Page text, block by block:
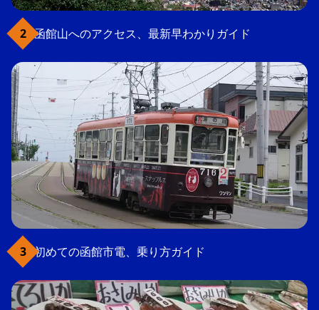
函館山へのアクセス、最新早わかりガイド
初めての函館市電、乗り方ガイド